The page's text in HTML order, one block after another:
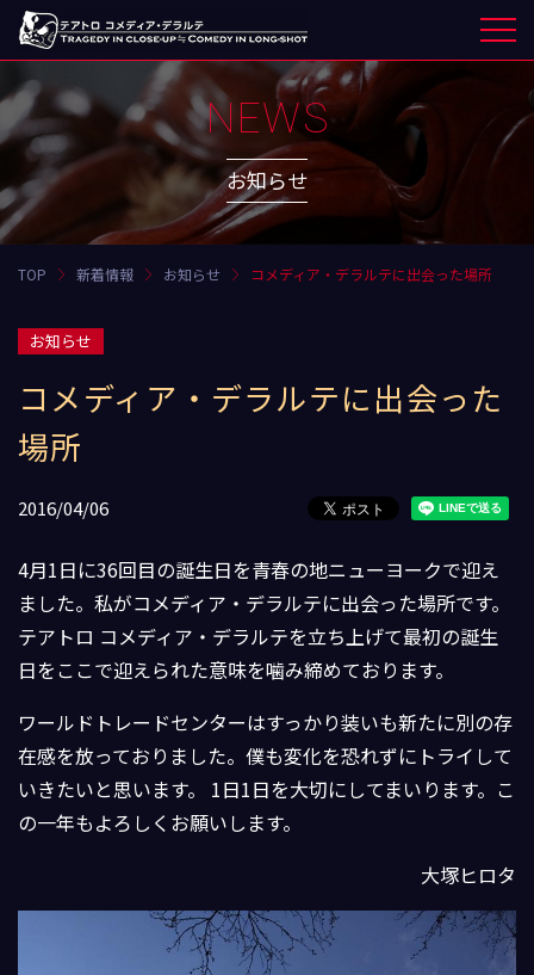
NEWS
お知らせ
TOP 新着情報 お知らせ コメディア・デラルテに出会った場所
お知らせ
コメディア・デラルテに出会った
場所
2016/04/06
4月1日に36回目の誕生日を青春の地ニューヨークで迎え
ました。私がコメディア・デラルテに出会った場所です。
テアトロ コメディア・デラルテを立ち上げて最初の誕生
日をここで迎えられた意味を噛み締めております。
ワールドトレードセンターはすっかり装いも新たに別の存
在感を放っておりました。僕も変化を恐れずにトライして
いきたいと思います。 1日1日を大切にしてまいります。こ
の一年もよろしくお願いします。
大塚ヒロタ